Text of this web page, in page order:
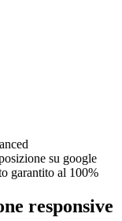
su google
garantito al 100%
responsive